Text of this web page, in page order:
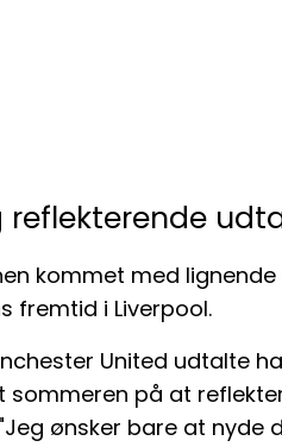
kommet med
fremtid i Liverpool.
United udtalte
sommeren på at
ønsker bare at nyde